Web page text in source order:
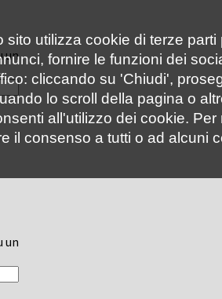
un
un
sito utilizza cookie di terze
fornire le funzioni dei
cliccando su 'Chiudi',
lo scroll della pagina o
all'utilizzo dei cookie.
il consenso a tutti o ad alcuni